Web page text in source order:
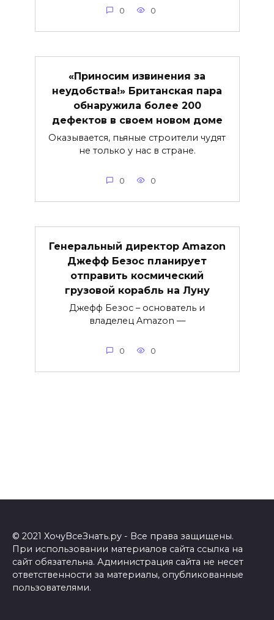
0 0
«Приносим извинения за
неудобства!» Британская пара
обнаружила более 200
дефектов в своем новом доме
Оказывается, пьяные строители чудят
не только у нас в стране.
0 0
Генеральный директор Amazon
Джефф Безос планирует
отправить космический
грузовой корабль на Луну
Джефф Безос – основатель и
владелец Amazon —
0 0
© 2021 ХочуВсеЗнать.ру - Все права защищены.
При использовании материалов сайта ссылка на
сайт обязательна. Администрация сайта не несет
ответственности за материалы, опубликованные
пользователями.